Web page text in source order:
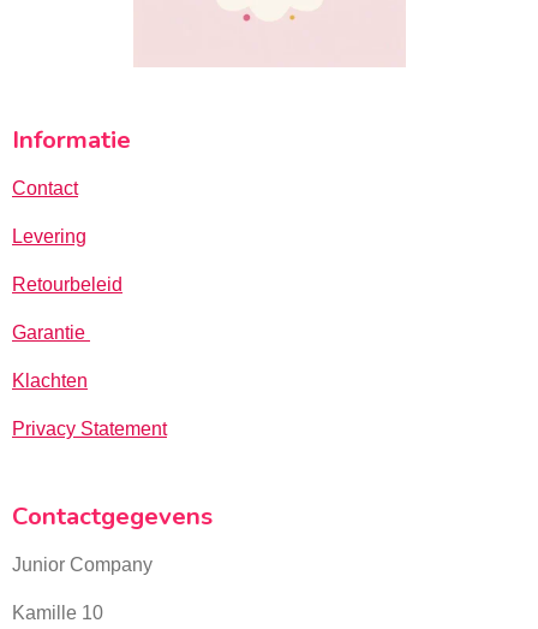
Informatie
Contact
Levering
Retourbeleid
Garantie
Klachten
Privacy Statement
Contactgegevens
Junior Company
Kamille 10